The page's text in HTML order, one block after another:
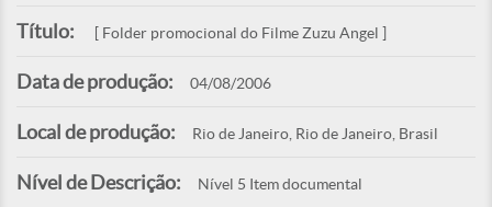
Título: [ Folder promocional do Filme Zuzu Angel ]
Data de produção: 04/08/2006
Local de produção: Rio de Janeiro, Rio de Janeiro, Brasil
Nível de Descrição: Nível 5 Item documental